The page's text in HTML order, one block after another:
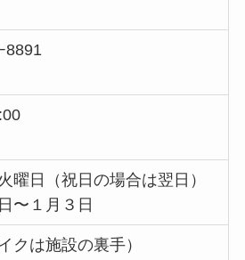
曜日（祝日の場合は翌日）
〜１月３日
クは施設の裏手）